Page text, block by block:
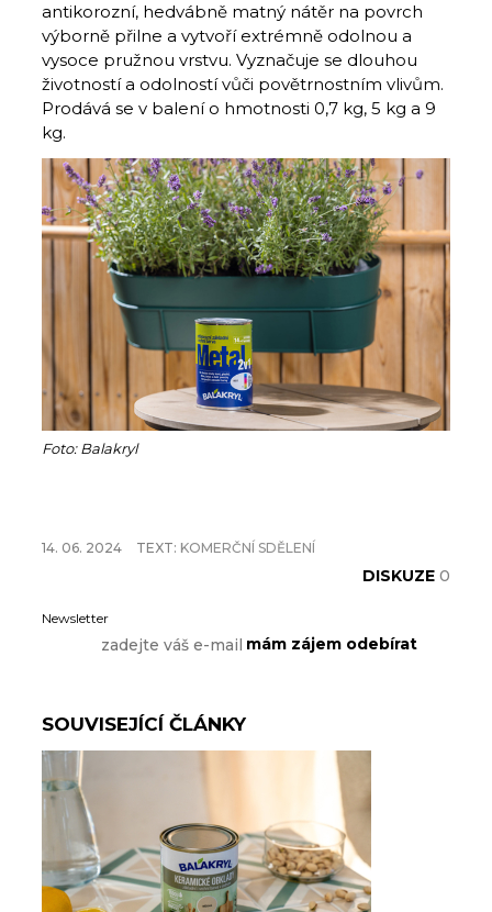
antikorozní, hedvábně matný nátěr na povrch
výborně přilne a vytvoří extrémně odolnou a
vysoce pružnou vrstvu. Vyznačuje se dlouhou
životností a odolností vůči povětrnostním vlivům.
Prodává se v balení o hmotnosti 0,7 kg, 5 kg a 9
kg.
Foto: Balakryl
14. 06. 2024 TEXT: KOMERČNÍ SDĚLENÍ
DISKUZE 0
Newsletter
SOUVISEJÍCÍ ČLÁNKY